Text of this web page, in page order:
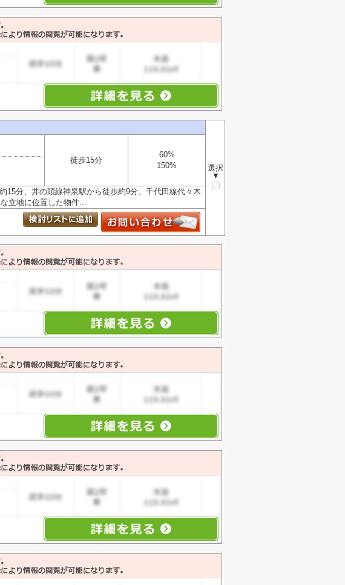
選択
▼
徒歩15分
60%
150%
15分、井の頭線神泉駅から徒歩約9分、千代田線代々木
立地に位置した物件...